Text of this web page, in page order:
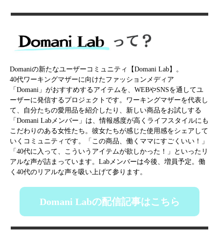
Domaniの新たなユーザーコミュニティ【Domani Lab】。
40代ワーキングマザーに向けたファッションメディア
「Domani」がおすすめするアイテムを、WEBやSNSを通してユ
ーザーに発信するプロジェクトです。ワーキングマザーを代表し
て、自分たちの愛用品を紹介したり、新しい商品をお試しする
「Domani Labメンバー」は、情報感度が高くライフスタイルにも
こだわりのある女性たち。彼女たちが感じた使用感をシェアして
いくコミュニティです。「この商品、働くママにすごくいい！」
「40代に入って、こういうアイテムが欲しかった！」といったリ
アルな声が詰まっています。Labメンバーは今後、増員予定。働
く40代のリアルな声を吸い上げて参ります。
Domani Labの配信記事はこちら